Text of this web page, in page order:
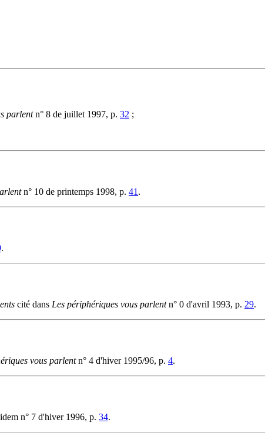
parlentn° 8 de juillet 1997, p. 32 ;
n° 10 de printemps 1998, p. 41 .
.
cité dans Les périphériques vous parlentn° 0 d'avril 1993, p. 29.
vous parlentn° 4 d'hiver 1995/96, p. 4.
n° 7 d'hiver 1996, p. 34.